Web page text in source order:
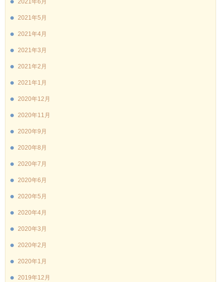
2021年6月
2021年5月
2021年4月
2021年3月
2021年2月
2021年1月
2020年12月
2020年11月
2020年9月
2020年8月
2020年7月
2020年6月
2020年5月
2020年4月
2020年3月
2020年2月
2020年1月
2019年12月